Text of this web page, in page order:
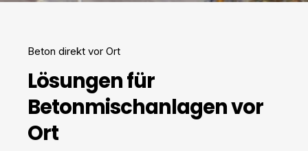
Beton direkt vor Ort
Lösungen für
Betonmischanlagen vor
Ort